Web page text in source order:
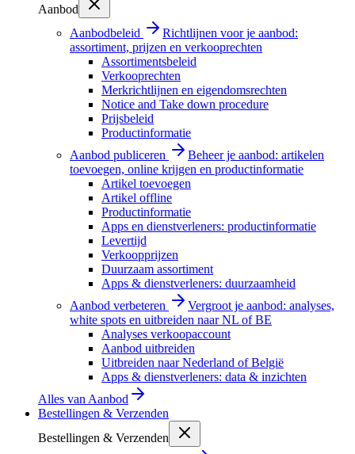
Aanbod
Aanbodbeleid
Richtlijnen voor je aanbod:
assortiment, prijzen en verkooprechten
Assortimentsbeleid
Verkooprechten
Merkrichtlijnen en eigendomsrechten
Notice and Take down procedure
Prijsbeleid
Productinformatie
Aanbod publiceren
Beheer je aanbod: artikelen
toevoegen, online krijgen en productinformatie
Artikel toevoegen
Artikel offline
Productinformatie
Apps en dienstverleners: productinformatie
Levertijd
Verkoopprijzen
Duurzaam assortiment
Apps & dienstverleners: duurzaamheid
Aanbod verbeteren
Vergroot je aanbod: analyses,
white spots en uitbreiden naar NL of BE
Analyses verkoopaccount
Aanbod uitbreiden
Uitbreiden naar Nederland of België
Apps & dienstverleners: data & inzichten
Alles van Aanbod
Bestellingen & Verzenden
Bestellingen & Verzenden